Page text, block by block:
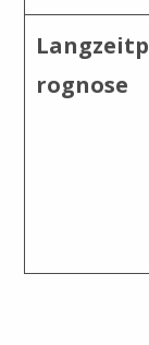
Langzeitp
rognose